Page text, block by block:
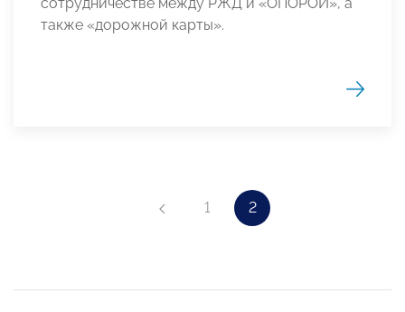
также «дорожной карты».
1 2